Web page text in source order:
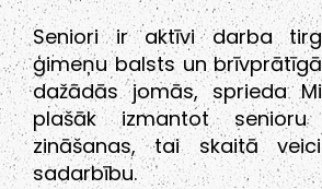
Seniori ir aktīvi darba
ģimeņu balsts un
dažādās jomās, sprieda
plašāk izmantot
zināšanas, tai skaitā
sadarbību.